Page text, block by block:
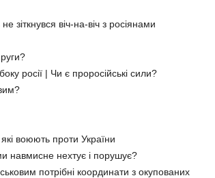
зіткнувся віч-на-віч з росіянами
росії | Чи є проросійські сили?
воюють проти України
навмисне нехтує і порушує?
потрібні координати з окупованих